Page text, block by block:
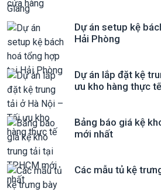
Dự án setup kệ
Hải Phòng
Dự án lắp đặt kệ
ưu kho hàng thực tế
Bảng báo giá kệ
mới nhất
Các mẫu tủ kệ